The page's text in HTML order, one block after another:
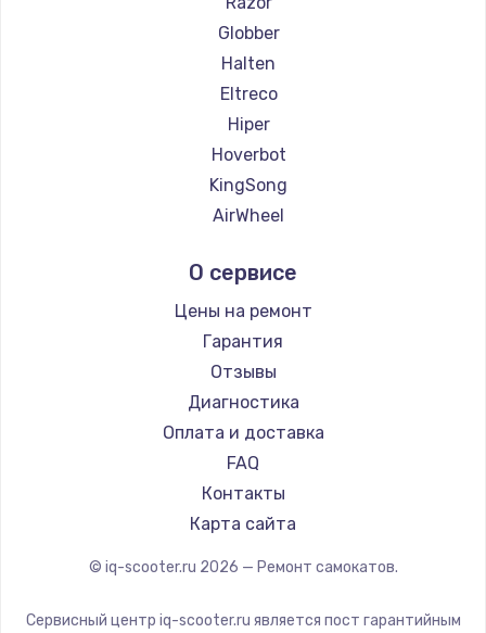
Globber
Halten
Eltreco
Hiper
Hoverbot
KingSong
AirWheel
Hunter
Shorner
Joyor
Minimotors
Bork
Segway
KIRIN
О сервисе
Цены на ремонт
Гарантия
Отзывы
Диагностика
Оплата и доставка
FAQ
Контакты
Карта сайта
© iq-scooter.ru 2026 — Ремонт самокатов.
Сервисный центр iq-scooter.ru является пост гарантийным